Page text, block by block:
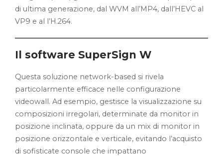
di ultima generazione, dal WVM all’MP4, dall’HEVC al
VP9 e al l’H.264.
Il software SuperSign W
Questa soluzione network-based si rivela
particolarmente efficace nelle configurazione
videowall. Ad esempio, gestisce la visualizzazione su
composizioni irregolari, determinate da monitor in
posizione inclinata, oppure da un mix di monitor in
posizione orizzontale e verticale, evitando l’acquisto
di sofisticate console che impattano